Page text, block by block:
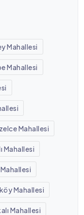
Mahallesi
Mahallesi
Mahallesi
Mahallesi
Mahallesi
Mahallesi